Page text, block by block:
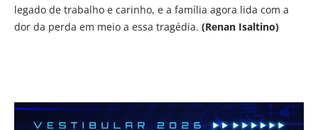
legado de trabalho e carinho, e a família agora lida com a
dor da perda em meio a essa tragédia. (Renan Isaltino)